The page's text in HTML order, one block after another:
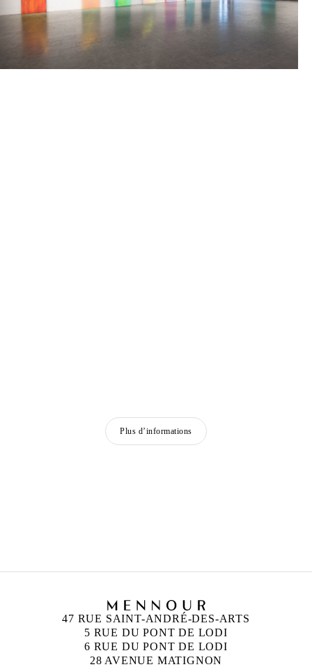
Plus d’informations
47 RUE SAINT-ANDRÉ-DES-ARTS
5 RUE DU PONT DE LODI
6 RUE DU PONT DE LODI
28 AVENUE MATIGNON